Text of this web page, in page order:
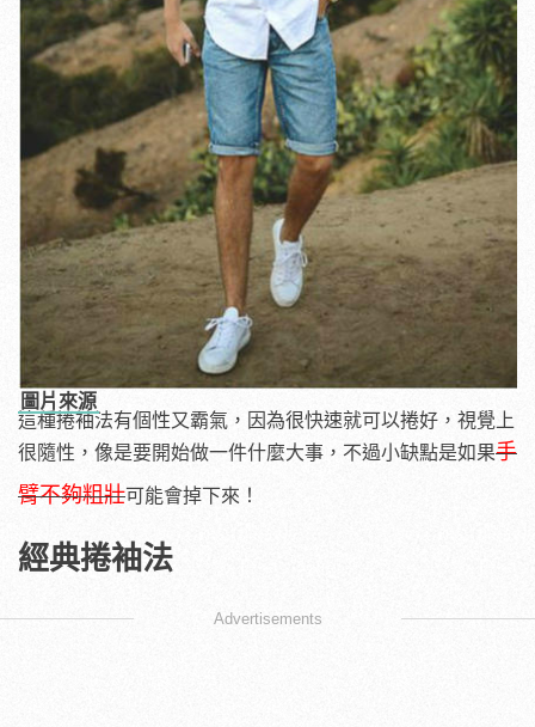
圖片來源
這種捲袖法有個性又霸氣，因為很快速就可以捲好，視覺上
很隨性，像是要開始做一件什麼大事，不過小缺點是如果手
臂不夠粗壯可能會掉下來！
經典捲袖法
Advertisements